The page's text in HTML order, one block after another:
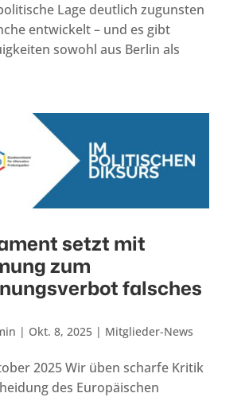
Lage deutlich zugunsten
entwickelt – und es gibt
sowohl aus Berlin als
setzt mit
zum
falsches
| Okt. 8, 2025| Mitglieder-News
2025 Wir üben scharfe Kritik
des Europäischen